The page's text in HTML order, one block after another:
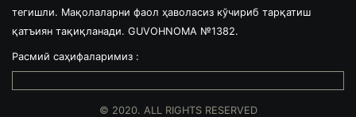
тегишли. Мақолаларни фаол ҳаволасиз кўчириб тарқатиш
қатъиян тақиқланади. GUVOHNOMA №1382.
Расмий саҳифаларимиз :
© 2020. ALL RIGHTS RESERVED